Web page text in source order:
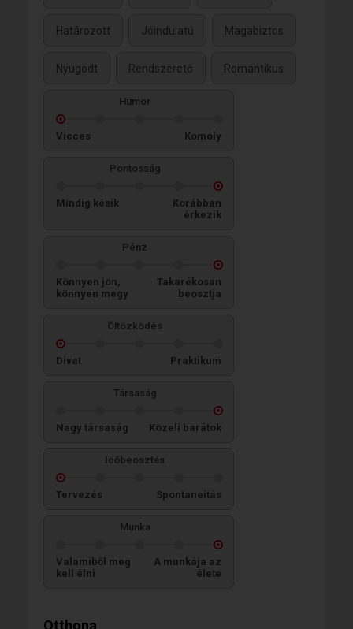
Határozott Jóindulatú Magabiztos
Nyugodt Rendszerető Romantikus
Humor
Vicces Komoly
Pontosság
Mindig késik
Korábban
érkezik
Pénz
Könnyen jön,
könnyen megy
Takarékosan
beosztja
Öltözködés
Divat Praktikum
Társaság
Nagy társaság Közeli barátok
Időbeosztás
Tervezés Spontaneitás
Munka
Valamiből meg
kell élni
A munkája az
élete
Otthona